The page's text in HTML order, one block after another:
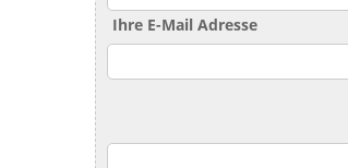
Ihre E-Mail Adresse